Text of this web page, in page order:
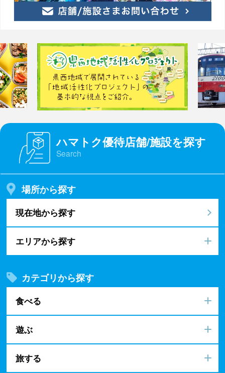
ハマトク優待店舗/施設を探す
Search
場所から探す
現在地から探す
エリアから探す
カテゴリから探す
食べる
遊ぶ
旅する